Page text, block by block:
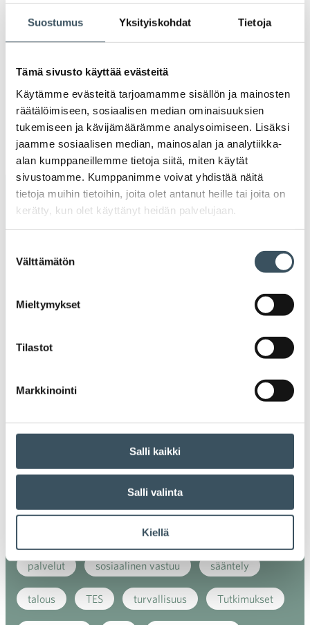
Suostumus Yksityiskohdat Tietoja
Tämä sivusto käyttää evästeitä
Käytämme evästeitä tarjoamamme sisällön ja mainosten
räätälöimiseen, sosiaalisen median ominaisuuksien
tukemiseen ja kävijämäärämme analysoimiseen. Lisäksi
jaamme sosiaalisen median, mainosalan ja analytiikka-
alan kumppaneillemme tietoja siitä, miten käytät
sivustoamme. Kumppanimme voivat yhdistää näitä
tietoja muihin tietoihin, joita olet antanut heille tai joita on
kerätty, kun olet käyttänyt heidän palvelujaan.
valinta
Välttämätön
Mieltymykset
Tilastot
Markkinointi
Salli kaikki
Salli valinta
Kiellä
2020
2018
2017
Avainsanat
alv arvonlisävero digikauppa
digiostaminen digitalisaatio
energiatehokkuus
kiertotalous koronavirus koulutus
kuluttaja kuluttajat kuluttajien luottamus
myynti
nuoret
palvelut sosiaalinen vastuu sääntely
talous TES turvallisuus Tutkimukset